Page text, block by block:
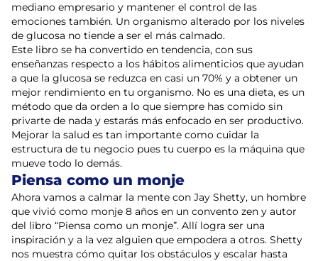
mediano empresario y mantener el control de las
emociones también. Un organismo alterado por los niveles
de glucosa no tiende a ser el más calmado.
Este libro se ha convertido en tendencia, con sus
enseñanzas respecto a los hábitos alimenticios que ayudan
a que la glucosa se reduzca en casi un 70% y a obtener un
mejor rendimiento en tu organismo. No es una dieta, es un
método que da orden a lo que siempre has comido sin
privarte de nada y estarás más enfocado en ser productivo.
Mejorar la salud es tan importante como cuidar la
estructura de tu negocio pues tu cuerpo es la máquina que
mueve todo lo demás.
Piensa como un monje
Ahora vamos a calmar la mente con Jay Shetty, un hombre
que vivió como monje 8 años en un convento zen y autor
del libro “Piensa como un monje”. Allí logra ser una
inspiración y a la vez alguien que empodera a otros. Shetty
nos muestra cómo quitar los obstáculos y escalar hasta